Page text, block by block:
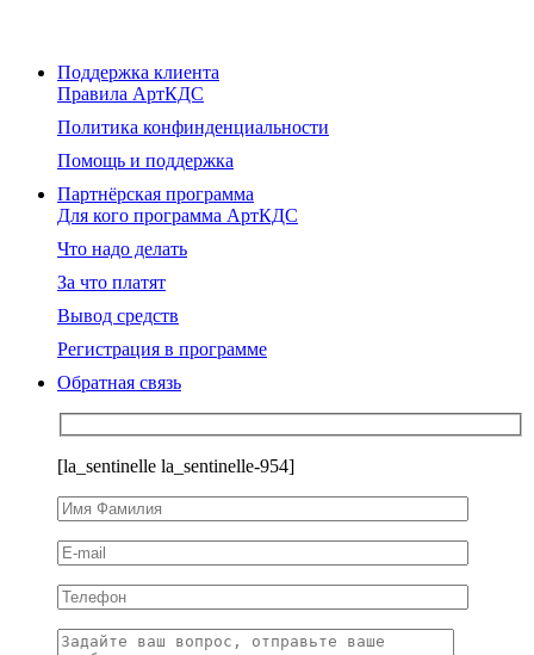
Поддержка клиента
Правила АртКДС
Политика конфинденциальности
Помощь и поддержка
Партнёрская программа
Для кого программа АртКДС
Что надо делать
За что платят
Вывод средств
Регистрация в программе
Обратная связь
[la_sentinelle la_sentinelle-954]